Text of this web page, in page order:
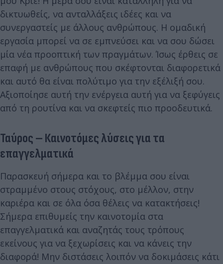
δικτυωθείς, να ανταλλάξεις ιδέες και να
συνεργαστείς με άλλους ανθρώπους. Η ομαδική
εργασία μπορεί να σε εμπνεύσει και να σου δώσει
μία νέα προοπτική των πραγμάτων. Ίσως έρθεις σε
επαφή με ανθρώπους που σκέφτονται διαφορετικά
και αυτό θα είναι πολύτιμο για την εξέλιξή σου.
Αξιοποίησε αυτή την ενέργεια αυτή για να ξεφύγεις
από τη ρουτίνα και να σκεφτείς πιο προοδευτικά.
Ταύρος – Καινοτόμες λύσεις για τα
επαγγελματικά
Παρασκευή σήμερα και το βλέμμα σου είναι
στραμμένο στους στόχους, στο μέλλον, στην
καριέρα και σε όλα όσα θέλεις να κατακτήσεις!
Σήμερα επιθυμείς την καινοτομία στα
επαγγελματικά και αναζητάς τους τρόπους
εκείνους για να ξεχωρίσεις και να κάνεις την
διαφορά! Μην διστάσεις λοιπόν να δοκιμάσεις κάτι